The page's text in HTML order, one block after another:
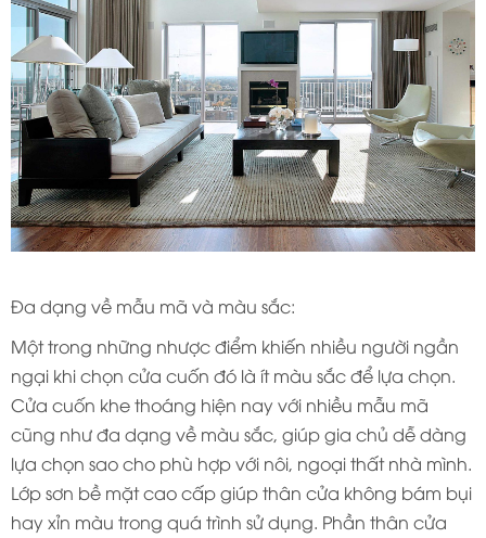
Đa dạng về mẫu mã và màu sắc:
Một trong những nhược điểm khiến nhiều người ngần
ngại khi chọn cửa cuốn đó là ít màu sắc để lựa chọn.
Cửa cuốn khe thoáng hiện nay với nhiều mẫu mã
cũng như đa dạng về màu sắc, giúp gia chủ dễ dàng
lựa chọn sao cho phù hợp với nôi, ngoại thất nhà mình.
Lớp sơn bề mặt cao cấp giúp thân cửa không bám bụi
hay xỉn màu trong quá trình sử dụng. Phần thân cửa